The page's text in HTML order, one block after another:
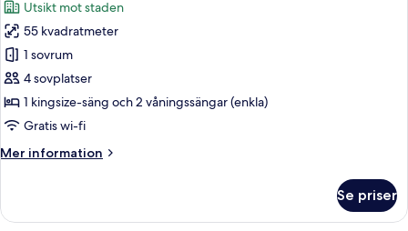
foton
för
Familjerum
Utsikt mot staden
55 kvadratmeter
1 sovrum
4 sovplatser
1 kingsize-säng och 2 våningssängar (enkla)
Gratis wi-fi
Mer information
Mer
Se priser